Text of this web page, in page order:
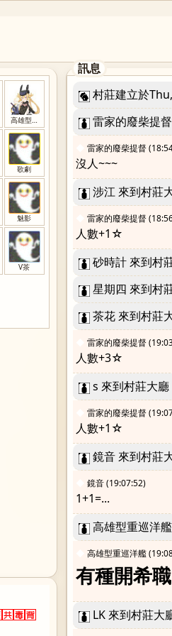
高雄型重巡洋艦
歌劇
魅影
V茶
訊息
村莊建立於
雷家的廢柴提
雷家的廢柴提督
沒人~~~
涉江 來到村莊
雷家的廢柴提督
人數+1☆
砂時計 來到村
星期四 來到村
茶花 來到村莊
雷家的廢柴提督
人數+3☆
s 來到村莊大廳
雷家的廢柴提督
人數+1☆
鏡音 來到村莊
鏡音(19:07:52)
1+1=...
高雄型重巡洋
高雄型重巡洋艦
有種開希
LK 來到村莊大